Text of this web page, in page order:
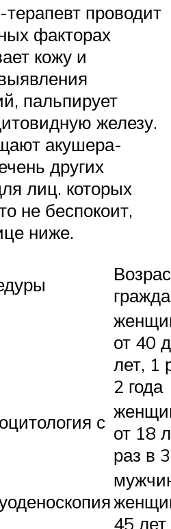
проводит
факторах
кожу и
пальпирует
железу.
акушера-
других
лиц. которых
не беспокоит,
ниже.
от 40
лет, 1
2 года
с от 18
раз в
45 лет